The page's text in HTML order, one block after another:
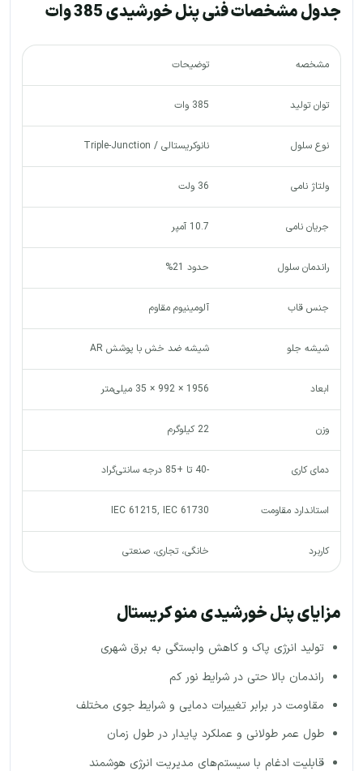
جدول مشخصات فنی پنل خورشیدی 385 وات
مشخصه توضیحات
توان تولید 385 وات
نوع سلول نانوکریستالی / Triple-Junction
ولتاژ نامی 36 ولت
جریان نامی 10.7 آمپر
راندمان سلول حدود 21%
جنس قاب آلومینیوم مقاوم
شیشه جلو شیشه ضد خش با پوشش AR
ابعاد 1956 × 992 × 35 میلی‌متر
وزن 22 کیلوگرم
دمای کاری -40 تا +85 درجه سانتی‌گراد
استاندارد مقاومت IEC 61215, IEC 61730
کاربرد خانگی، تجاری، صنعتی
مزایای پنل خورشیدی منو کریستال
تولید انرژی پاک و کاهش وابستگی به برق شهری
راندمان بالا حتی در شرایط نور کم
مقاومت در برابر تغییرات دمایی و شرایط جوی مختلف
طول عمر طولانی و عملکرد پایدار در طول زمان
قابلیت ادغام با سیستم‌های مدیریت انرژی هوشمند